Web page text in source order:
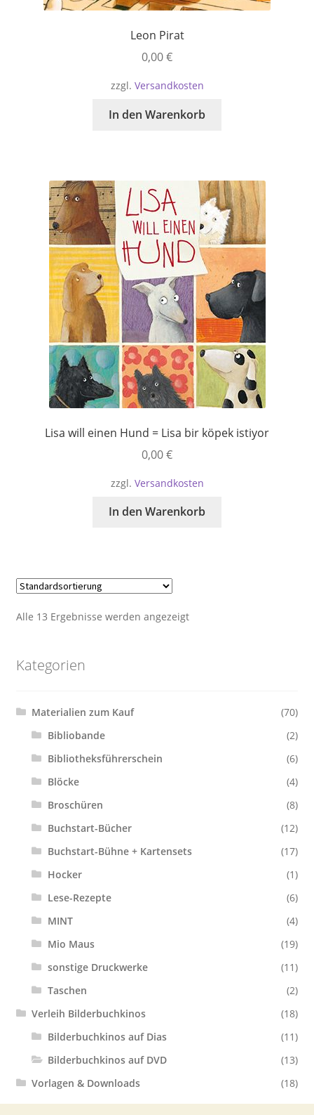
Leon Pirat
0,00€
zzgl. Versandkosten
In den Warenkorb
Lisa will einen Hund = Lisa bir köpek istiyor
0,00€
zzgl. Versandkosten
In den Warenkorb
Alle 13 Ergebnisse werden angezeigt
Kategorien
Materialien zum Kauf
(70)
Bibliobande
(2)
Bibliotheksführerschein
(6)
Blöcke
(4)
Broschüren
(8)
Buchstart-Bücher
(12)
Buchstart-Bühne + Kartensets
(17)
Hocker
(1)
Lese-Rezepte
(6)
MINT
(4)
Mio Maus
(19)
sonstige Druckwerke
(11)
Taschen
(2)
Verleih Bilderbuchkinos
(18)
Bilderbuchkinos auf Dias
(11)
Bilderbuchkinos auf DVD
(13)
Vorlagen & Downloads
(18)